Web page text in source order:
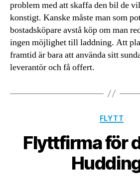
problem med att skaffa den bil de
konstigt. Kanske måste man som
bostadsköpare avstå köp om man
ingen möjlighet till laddning. Att
framtid är bara att använda sitt
leverantör och få offert.
FLYTT
Flyttfirma för